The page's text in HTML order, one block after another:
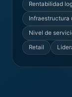
Rentabilidad
Infraestructura
Nivel de
Retail